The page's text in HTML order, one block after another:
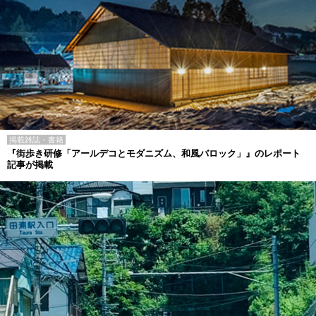
掲載雑誌・書籍
『街歩き研修「アールデコとモダニズム、和風バロック」』のレポート
記事が掲載